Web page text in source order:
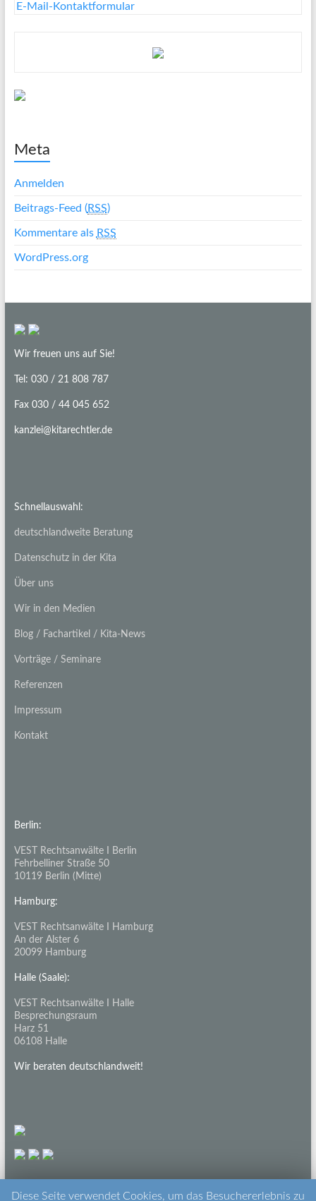
E-Mail-Kontaktformular
Meta
Anmelden
Beitrags-Feed (RSS)
Kommentare als RSS
WordPress.org
Wir freuen uns auf Sie!
Tel: 030 / 21 808 787
Fax 030 / 44 045 652
kanzlei@kitarechtler.de
Schnellauswahl:
deutschlandweite Beratung
Datenschutz in der Kita
Über uns
Wir in den Medien
Blog / Fachartikel / Kita-News
Vorträge / Seminare
Referenzen
Impressum
Kontakt
Berlin:
VEST Rechtsanwälte I Berlin
Fehrbelliner Straße 50
10119 Berlin (Mitte)
Hamburg:
VEST Rechtsanwälte I Hamburg
An der Alster 6
20099 Hamburg
Halle (Saale):
VEST Rechtsanwälte I Halle
Besprechungsraum
Harz 51
06108 Halle
Wir beraten deutschlandweit!
Diese Seite verwendet Cookies, um das Besuchererlebnis zu